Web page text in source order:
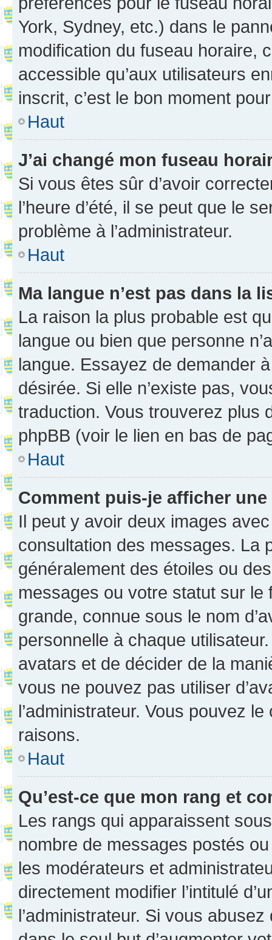
York, Sydney, etc.) dans le
modification du fuseau horaire,
accessible qu’aux utilisateurs
inscrit, c’est le bon moment
Haut
J’ai changé mon fuseau
Si vous êtes sûr d’avoir
l’heure d’été, il se peut que le
problème à l’administrateur.
Haut
Ma langue n’est pas dans la
La raison la plus probable est
langue ou bien que personne
langue. Essayez de demander
désirée. Si elle n’existe pas,
traduction. Vous trouverez plus
phpBB (voir le lien en bas de
Haut
Comment puis-je afficher
Il peut y avoir deux images
consultation des messages. La
généralement des étoiles ou
messages ou votre statut sur
grande, connue sous le nom
personnelle à chaque utilisateur.
avatars et de décider de la
vous ne pouvez pas utiliser
l’administrateur. Vous pouvez
raisons.
Haut
Qu’est-ce que mon rang et
Les rangs qui apparaissent
nombre de messages postés
les modérateurs et
directement modifier l’intitulé
l’administrateur. Si vous